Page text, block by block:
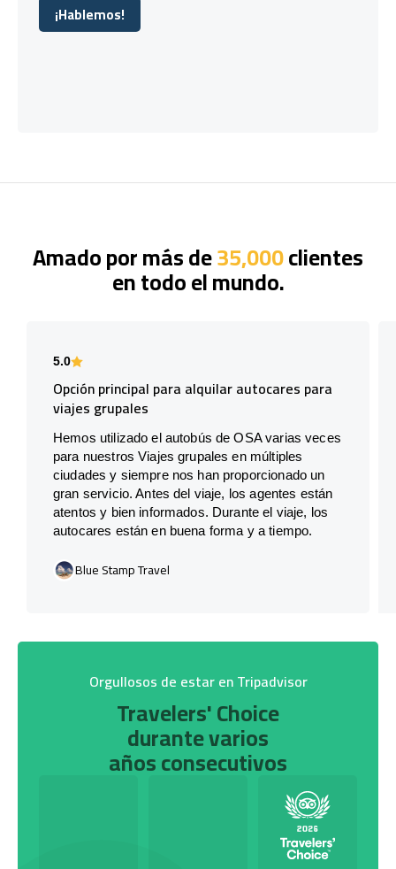
¡Hablemos!
¡Hablemos!
Amado por más de35,000clientes
en todo el mundo.
5.0
Opción principal para alquilar autocares para
viajes grupales
Hemos utilizado el autobús de OSA varias veces
para nuestros Viajes grupales en múltiples
ciudades y siempre nos han proporcionado un
gran servicio. Antes del viaje, los agentes están
atentos y bien informados. Durante el viaje, los
autocares están en buena forma y a tiempo.
Blue Stamp Travel
Orgullosos de estar en Tripadvisor
Travelers' Choice
durante varios
años consecutivos